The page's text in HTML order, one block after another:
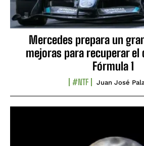
Mercedes prepara un
mejoras para recuperar el
Fórmula 1
#NTF Juan José